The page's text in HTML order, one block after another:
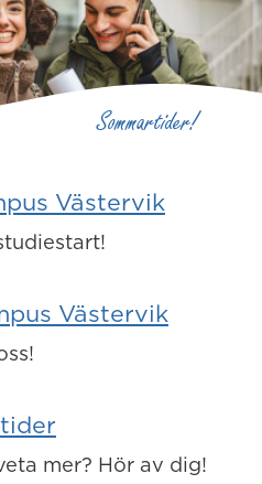
Sommartider!
Västervik
Västervik
mer? Hör av dig!